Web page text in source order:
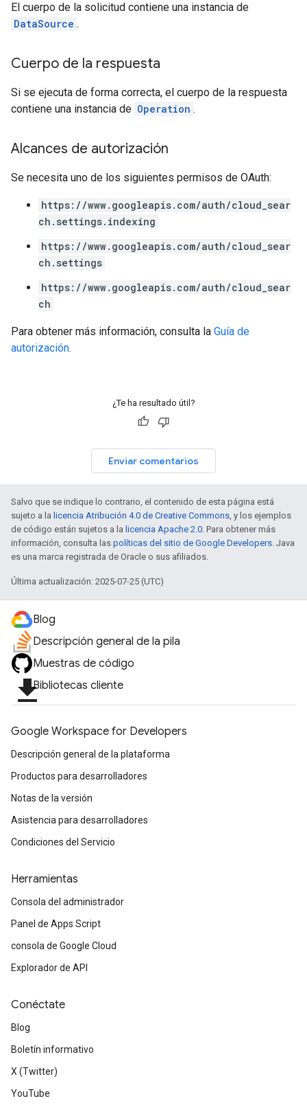
El cuerpo de la solicitud contiene una instancia de
DataSource .
Cuerpo de la respuesta
Si se ejecuta de forma correcta, el cuerpo de la respuesta
contiene una instancia de Operation .
Alcances de autorización
Se necesita uno de los siguientes permisos de OAuth:
https://www.googleapis.com/auth/cloud_sear
ch.settings.indexing
https://www.googleapis.com/auth/cloud_sear
ch.settings
https://www.googleapis.com/auth/cloud_sear
ch
Para obtener más información, consulta la Guía de
autorización.
¿Te ha resultado útil?
Enviar comentarios
Salvo que se indique lo contrario, el contenido de esta página está
sujeto a la licencia Atribución 4.0 de Creative Commons, y los ejemplos
de código están sujetos a la licencia Apache 2.0. Para obtener más
información, consulta las políticas del sitio de Google Developers. Java
es una marca registrada de Oracle o sus afiliados.
Última actualización: 2025-07-25 (UTC)
Blog
Descripción general de la pila
Muestras de código
file_downloadBibliotecas cliente
Google Workspace for Developers
Descripción general de la plataforma
Productos para desarrolladores
Notas de la versión
Asistencia para desarrolladores
Condiciones del Servicio
Herramientas
Consola del administrador
Panel de Apps Script
consola de Google Cloud
Explorador de API
Conéctate
Blog
Boletín informativo
X (Twitter)
YouTube